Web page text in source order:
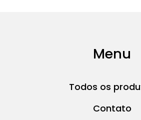
Menu
Todos os
Contato